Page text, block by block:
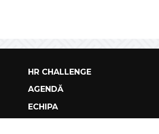
HR CHALLENGE
AGENDĂ
ECHIPA